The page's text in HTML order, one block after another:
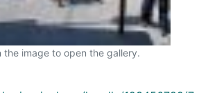
the image to open the gallery.